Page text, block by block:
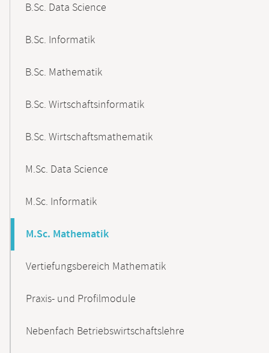
B.Sc. Data Science
B.Sc. Informatik
B.Sc. Mathematik
B.Sc. Wirtschaftsinformatik
B.Sc. Wirtschaftsmathematik
M.Sc. Data Science
M.Sc. Informatik
M.Sc. Mathematik
Vertiefungsbereich Mathematik
Praxis- und Profilmodule
Nebenfach Betriebswirtschaftslehre